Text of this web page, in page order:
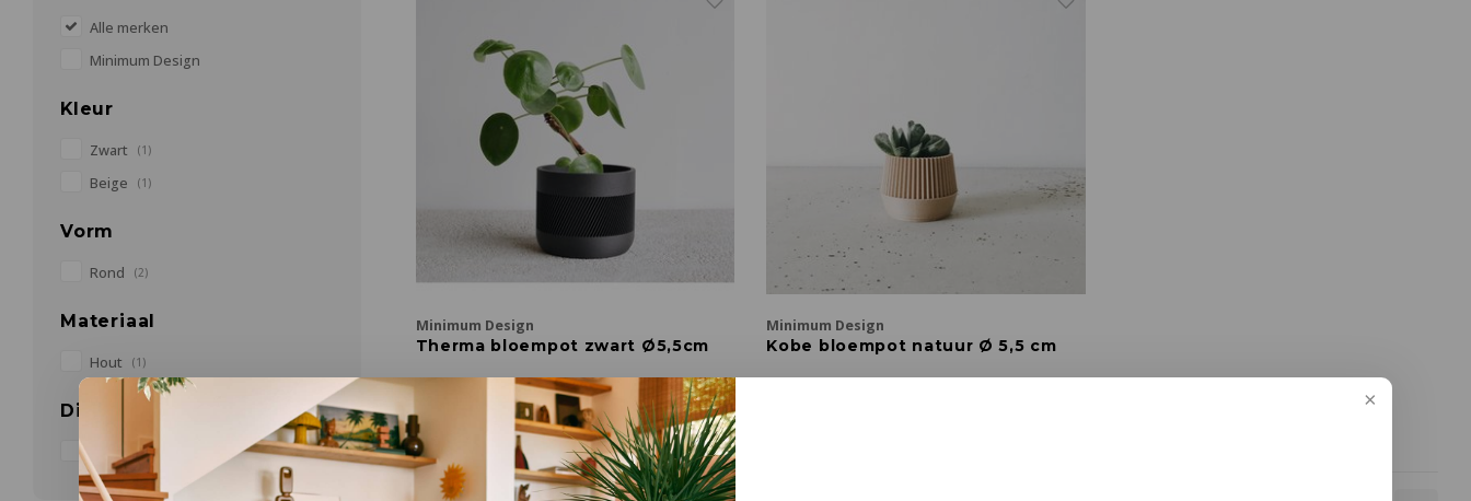
Alle merken
Minimum Design
Kleur
Zwart (1)
Beige (1)
Vorm
Rond (2)
Materiaal
Hout (1)
Diameter
≤ 10 cm (2)
Minimum Design
Therma bloempot zwart Ø5,5cm
Ø 5,5 x H 5,5 cm
€15,00
Minimum Design
Kobe bloempot natuur Ø 5,5 cm